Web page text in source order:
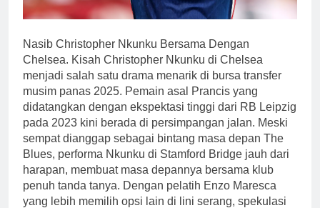
Nasib Christopher Nkunku Bersama Dengan
Chelsea. Kisah Christopher Nkunku di Chelsea
menjadi salah satu drama menarik di bursa transfer
musim panas 2025. Pemain asal Prancis yang
didatangkan dengan ekspektasi tinggi dari RB Leipzig
pada 2023 kini berada di persimpangan jalan. Meski
sempat dianggap sebagai bintang masa depan The
Blues, performa Nkunku di Stamford Bridge jauh dari
harapan, membuat masa depannya bersama klub
penuh tanda tanya. Dengan pelatih Enzo Maresca
yang lebih memilih opsi lain di lini serang, spekulasi